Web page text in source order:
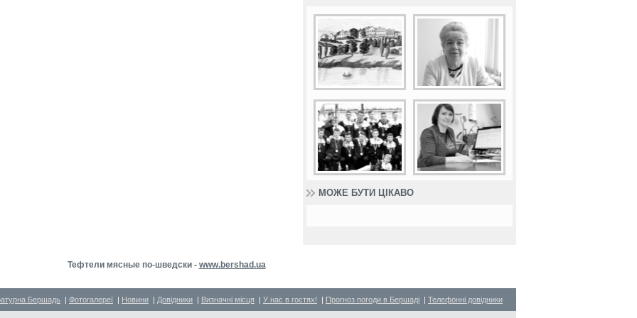
МОЖЕ БУТИ ЦІКАВО
Тефтели мясные по-шведски - www.bershad.ua
Бершадь | Фотогалереї | Новини | Довідники | Визначні місця | У нас в гостях! | Прогноз погоди в Бершаді | Телефонні довідники